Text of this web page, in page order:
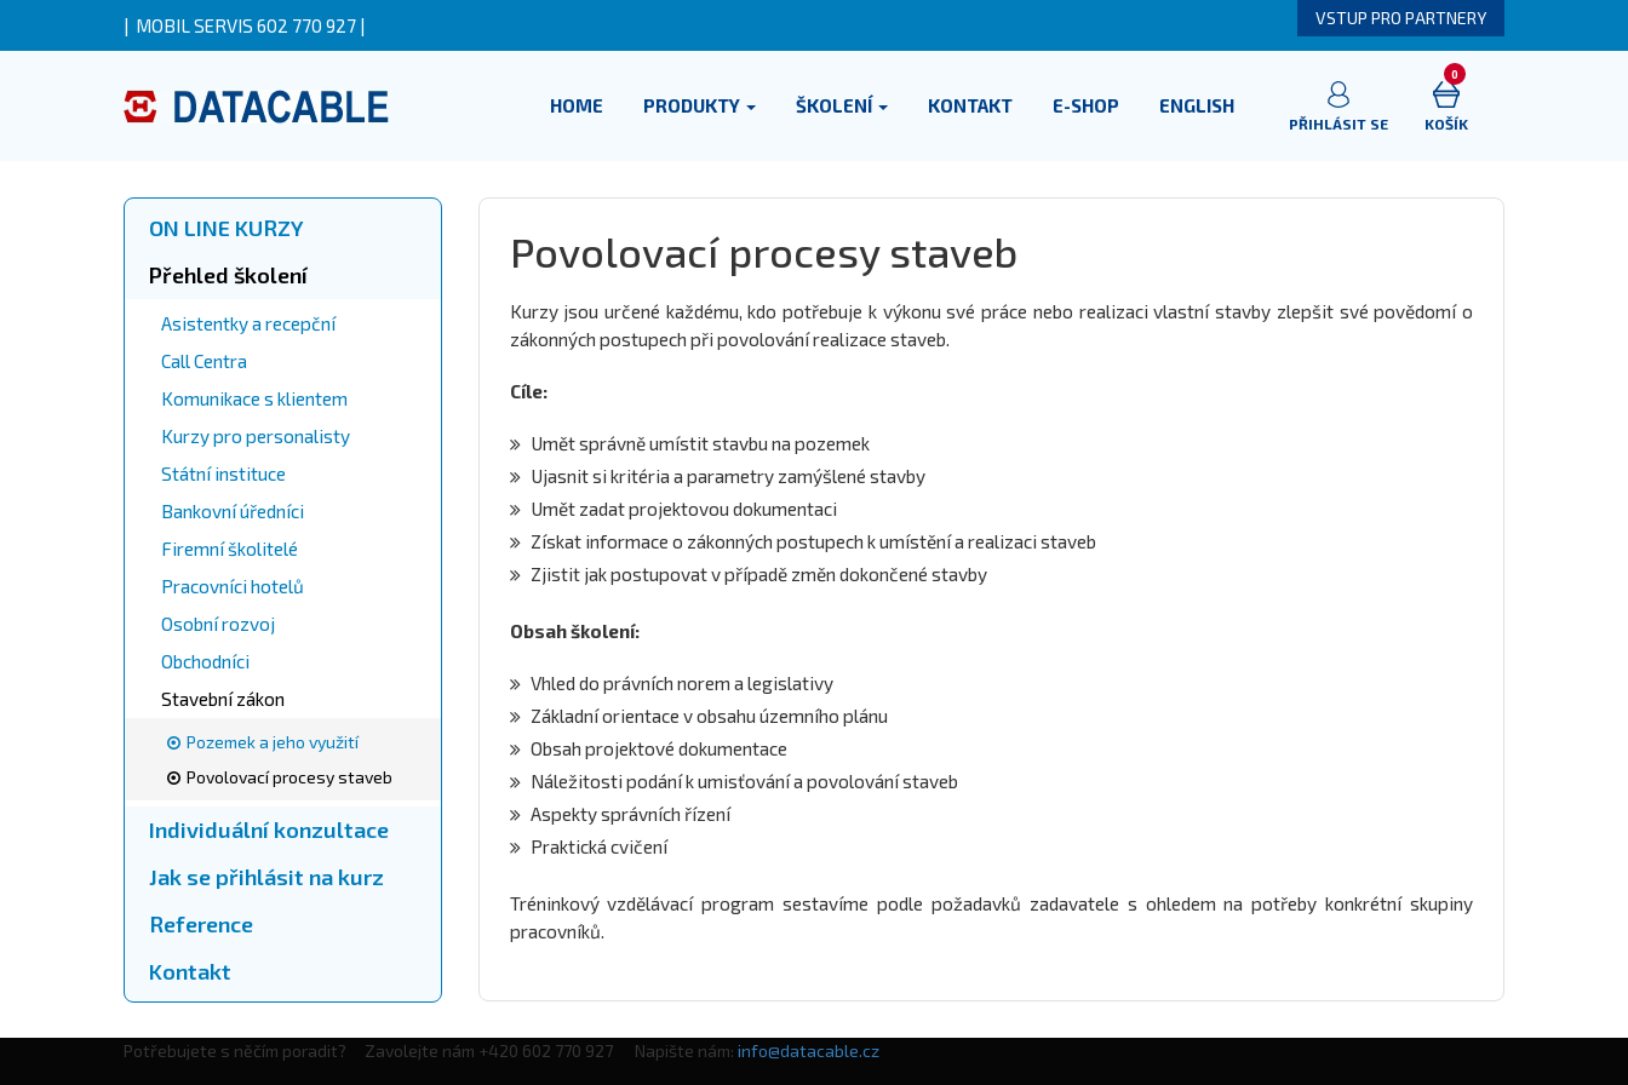
| MOBIL SERVIS 602 770 927 | VSTUP PRO PARTNERY
HOME PRODUKTY ŠKOLENÍ KONTAKT E-SHOP ENGLISH
PŘIHLÁSIT SE
0
KOŠÍK
ON LINE KURZY
Přehled školení
Asistentky a recepční
Call Centra
Komunikace s klientem
Kurzy pro personalisty
Státní instituce
Bankovní úředníci
Firemní školitelé
Pracovníci hotelů
Osobní rozvoj
Obchodníci
Stavební zákon
Pozemek a jeho využití
Povolovací procesy staveb
Individuální konzultace
Jak se přihlásit na kurz
Reference
Kontakt
Povolovací procesy staveb
Kurzy jsou určené každému, kdo potřebuje k výkonu své práce nebo realizaci vlastní stavby zlepšit své povědomí o
zákonných postupech při povolování realizace staveb.
Cíle:
Umět správně umístit stavbu na pozemek
Ujasnit si kritéria a parametry zamýšlené stavby
Umět zadat projektovou dokumentaci
Získat informace o zákonných postupech k umístění a realizaci staveb
Zjistit jak postupovat v případě změn dokončené stavby
Obsah školení:
Vhled do právních norem a legislativy
Základní orientace v obsahu územního plánu
Obsah projektové dokumentace
Náležitosti podání k umisťování a povolování staveb
Aspekty správních řízení
Praktická cvičení
Tréninkový vzdělávací program sestavíme podle požadavků zadavatele s ohledem na potřeby konkrétní skupiny
pracovníků.
Potřebujete s něčím poradit? Zavolejte nám +420 602 770 927 Napište nám: info@datacable.cz